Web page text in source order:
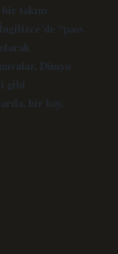
takım
“pass
Dünya
gibi
bir bay,